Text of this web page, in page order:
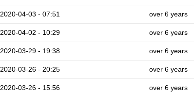
2020-04-03 - 07:51 over 6 years
2020-04-02 - 10:29 over 6 years
2020-03-29 - 19:38 over 6 years
2020-03-26 - 20:25 over 6 years
2020-03-26 - 15:56 over 6 years